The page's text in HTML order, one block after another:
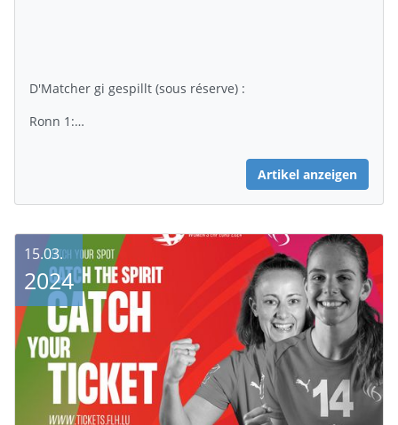
D'Matcher gi gespillt (sous réserve) :
Ronn 1:…
Artikel anzeigen
15.03.
2024